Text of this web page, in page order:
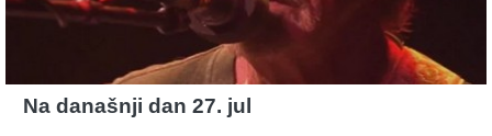
Na današnji dan 27. jul